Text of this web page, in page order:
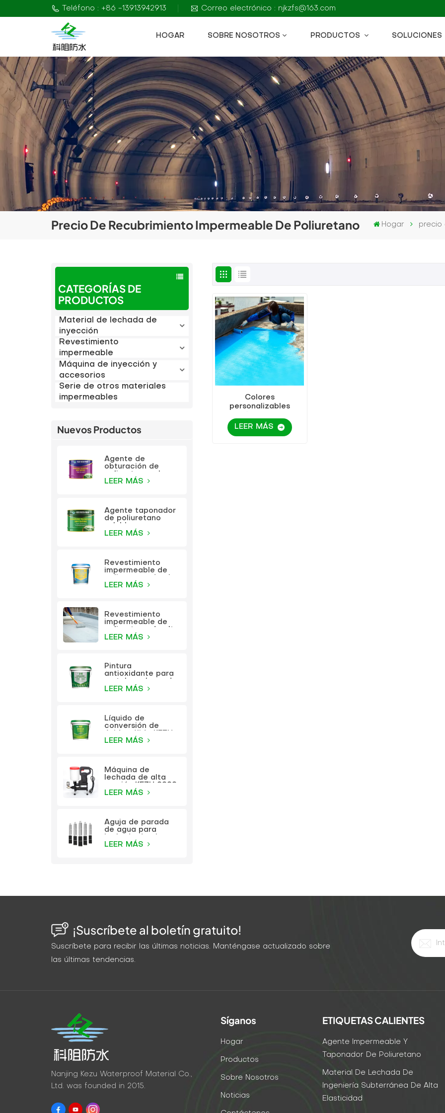
Teléfono : +86 -13913942913 Correo electrónico : njkzfs@163.com
HOGAR SOBRE NOSOTROS PRODUCTOS SOLUCIONES
Precio De Recubrimiento Impermeable De Poliuretano Hogar precio
CATEGORÍAS DE
PRODUCTOS
Material de lechada de
inyección
Revestimiento
impermeable
Máquina de inyección y
accesorios
Serie de otros materiales
impermeables
Nuevos Productos
Agente de
obturación de
de aceite KEZU
LEER MÁS
Agente taponador
de poliuretano
KEZU
LEER MÁS
Revestimiento
impermeable de
elasticidad
LEER MÁS
Revestimiento
impermeable de
elasticidad
LEER MÁS
Pintura
antioxidante para
agua KEZU (pintura
LEER MÁS
Líquido de
conversión de
(imprimación
LEER MÁS
Máquina de
lechada de alta
LEER MÁS
Aguja de parada
de agua para
presión KEZU
LEER MÁS
Colores
personalizables
Elastic PU PU
Waterproating
LEER MÁS
¡Suscríbete al boletín gratuito!
Suscríbete para recibir las últimas noticias. Manténgase actualizado sobre
las últimas tendencias.
Nanjing Kezu Waterproof Material Co.,
Ltd. was founded in 2015.
Síganos
Hogar
Productos
Sobre Nosotros
Noticias
ETIQUETAS CALIENTES
Agente Impermeable Y
Taponador De Poliuretano
Material De Lechada De
Ingeniería Subterránea De Alta
Elasticidad